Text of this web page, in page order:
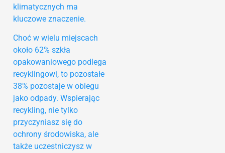
klimatycznych ma
kluczowe znaczenie.
Choć w wielu miejscach
około 62% szkła
opakowaniowego podlega
recyklingowi, to pozostałe
38% pozostaje w obiegu
jako odpady. Wspierając
recykling, nie tylko
przyczyniasz się do
ochrony środowiska, ale
także uczestniczysz w